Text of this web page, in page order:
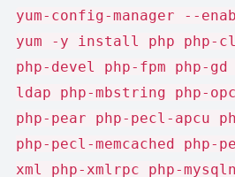
yum-config-manager --
yum -y install php php-cli
php-devel php-fpm php-gd
ldap php-mbstring php-
php-pear php-pecl-apcu
php-pecl-memcached
xml php-xmlrpc php-